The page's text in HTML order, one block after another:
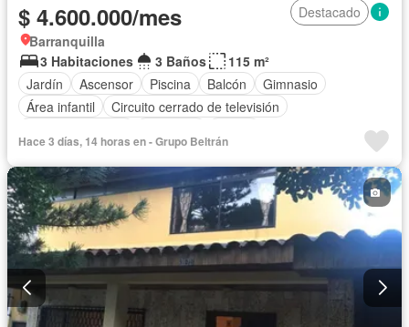
$ 4.600.000/mes
Destacado
Barranquilla
3 Habitaciones
3 Baños
115 m²
Jardín
Ascensor Piscina Balcón
Gimnasio
Área infantil
Circuito cerrado de televisión
Hace 3 días, 14 horas en - Grupo Beltrán